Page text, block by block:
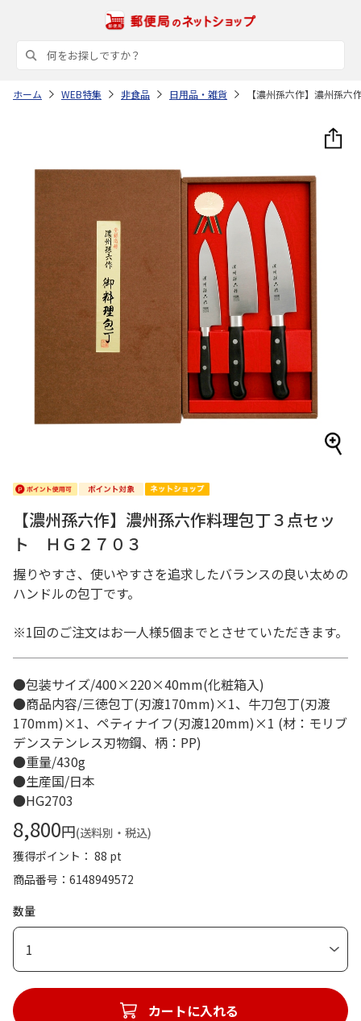
ホーム WEB特集 非食品 日用品・雑貨 【濃州孫六作】濃州孫
【濃州孫六作】濃州孫六作料理包丁３点セッ
ト ＨＧ２７０３
握りやすさ、使いやすさを追求したバランスの良い太めの
ハンドルの包丁です。
※1回のご注文はお一人様5個までとさせていただきます。
●包装サイズ/400×220×40mm(化粧箱入)
●商品内容/三徳包丁(刃渡170mm)×1、牛刀包丁(刃渡
170mm)×1、ペティナイフ(刃渡120mm)×1 (材：モリブ
デンステンレス刃物鋼、柄：PP)
●重量/430g
●生産国/日本
●HG2703
8,800円(送料別・税込)
獲得ポイント： 88 pt
商品番号
6148949572
数量
1
カートに入れる